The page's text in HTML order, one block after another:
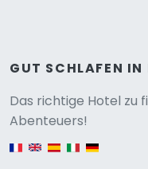
GUT SCHLAFEN IN
Das richtige Hotel zu
Abenteuers!